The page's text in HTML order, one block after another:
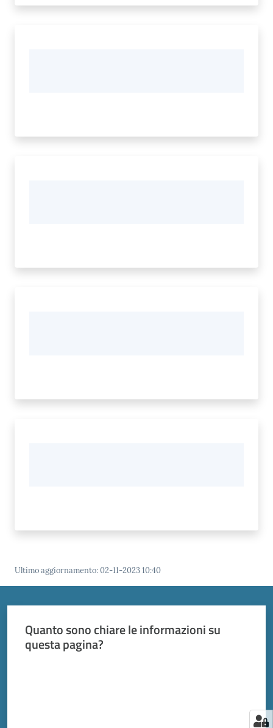
Ultimo aggiornamento:02-11-2023 10:40
Quanto sono chiare le informazioni su
questa pagina?